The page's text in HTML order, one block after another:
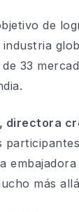
de
33
directora
más